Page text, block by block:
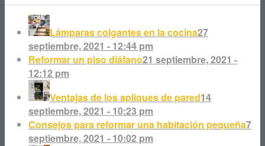
Lámparas colgantes en la cocina27
septiembre, 2021 - 12:44 pm
Reformar un piso diáfano21 septiembre, 2021 -
12:12 pm
Ventajas de los apliques de pared14
septiembre, 2021 - 10:23 pm
Consejos para reformar una habitación pequeña7
septiembre, 2021 - 10:02 pm